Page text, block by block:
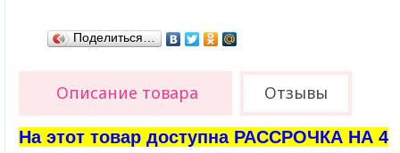
Поделиться…
Описание товара Отзывы
На этот товар доступна РАССРОЧКА НА 4